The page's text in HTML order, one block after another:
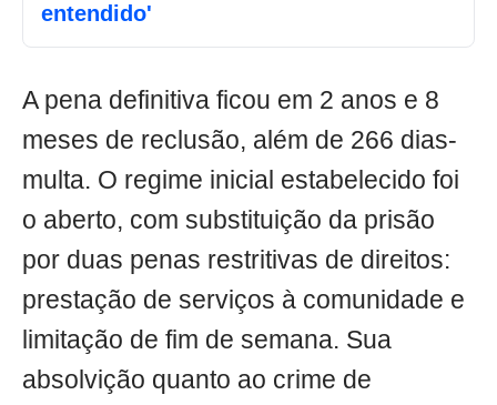
entendido'
A pena definitiva ficou em 2 anos e 8
meses de reclusão, além de 266 dias-
multa. O regime inicial estabelecido foi
o aberto, com substituição da prisão
por duas penas restritivas de direitos:
prestação de serviços à comunidade e
limitação de fim de semana. Sua
absolvição quanto ao crime de